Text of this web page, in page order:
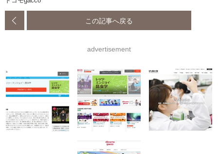
この記事へ戻る
advertisement